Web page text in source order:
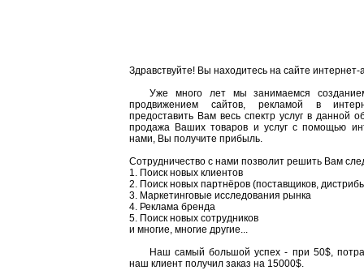
Здравствуйте! Вы находитесь на сайте интернет-
Уже много лет мы занимаемся
продвижением сайтов, рекламой в
предоставить Вам весь спектр услуг в данной
продажа Ваших товаров и услуг с помощью
нами, Вы получите прибыль.
Сотрудничество с нами позволит решить Вам
1. Поиск новых клиентов
2. Поиск новых партнёров (поставщиков,
3. Маркетинговые исследования рынка
4. Реклама бренда
5. Поиск новых сотрудников
и многие, многие другие...
Наш самый большой успех - при 50$,
наш клиент получил заказ на 15000$.